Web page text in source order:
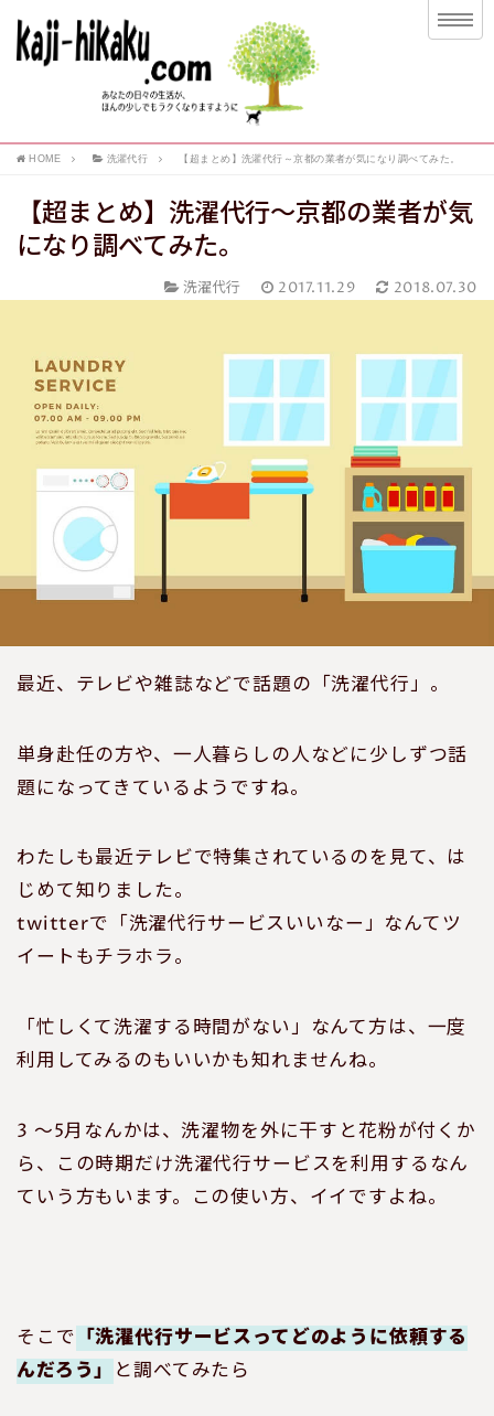
HOME 洗濯代行 【超まとめ】洗濯代行～京都の業者が気になり調べてみた。
【超まとめ】洗濯代行～京都の業者が気
になり調べてみた。
洗濯代行 2017.11.29 2018.07.30
最近、テレビや雑誌などで話題の「洗濯代行」。
単身赴任の方や、一人暮らしの人などに少しずつ話
題になってきているようですね。
わたしも最近テレビで特集されているのを見て、は
じめて知りました。
twitterで「洗濯代行サービスいいなー」なんてツ
イートもチラホラ。
「忙しくて洗濯する時間がない」なんて方は、一度
利用してみるのもいいかも知れませんね。
3 ～5月なんかは、洗濯物を外に干すと花粉が付くか
ら、この時期だけ洗濯代行サービスを利用するなん
ていう方もいます。この使い方、イイですよね。
そこで 「洗濯代行サービスってどのように依頼する
んだろう」
と調べてみたら